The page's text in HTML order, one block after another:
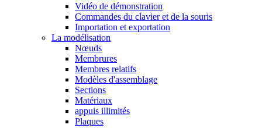
Vidéo de démonstration
Commandes du clavier et de la souris
Importation et exportation
La modélisation
Nœuds
Membrures
Membres relatifs
Modèles d'assemblage
Sections
Matériaux
appuis illimités
Plaques